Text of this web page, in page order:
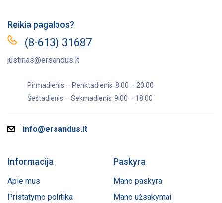
Reikia pagalbos?
(8-613) 31687
justinas@ersandus.lt
Pirmadienis – Penktadienis: 8:00 – 20:00
Šeštadienis – Sekmadienis: 9:00 – 18:00
info@ersandus.lt
Informacija
Apie mus
Pristatymo politika
Paskyra
Mano paskyra
Mano užsakymai